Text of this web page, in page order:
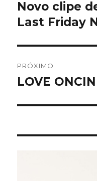
Post
Post
anterior:
Novo clipe
Last Friday
PRÓXIMO
Próximo
LOVE